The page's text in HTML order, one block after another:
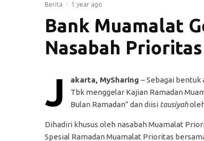
Berita · 1 year ago
Bank Muamalat
Nasabah Prioritas
J akarta, MySharing – Sebagai
Tbk menggelar Kajian Ramadan
Bulan Ramadan” dan diisi tausiyah
Dihadiri khusus oleh nasabah Muamalat
Spesial Ramadan Muamalat Prioritas